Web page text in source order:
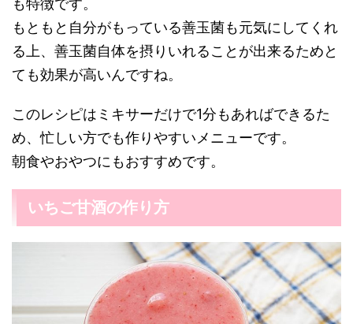
も特徴です。
もともと自分がもっている善玉菌も元気にしてくれ
る上、善玉菌自体を摂りいれることが出来るためと
ても効果が高いんですね。
このレシピはミキサーだけで1分もあればできるた
め、忙しい方でも作りやすいメニューです。
朝食やおやつにもおすすめです。
いちご甘酒の作り方